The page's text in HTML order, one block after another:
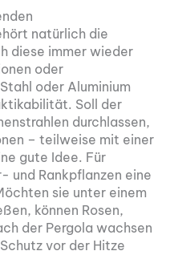
natürlich die
diese immer wieder
oder
oder Aluminium
Soll der
durchlassen,
– teilweise mit einer
gute Idee. Für
und Rankpflanzen eine
sie unter einem
können Rosen,
der Pergola wachsen
vor der Hitze